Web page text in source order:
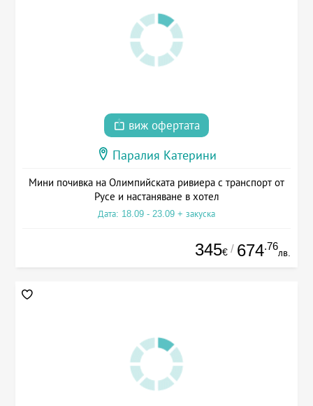
виж офертата
Паралия Катерини
Мини почивка на Олимпийската ривиера с транспорт от
Русе и настаняване в хотел
Дата: 18.09 - 23.09 + закуска
345€ / 674.76
лв.